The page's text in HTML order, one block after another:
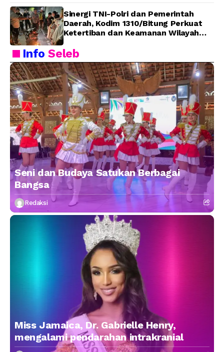
Sinergi TNI-Polri dan Pemerintah
Daerah, Kodim 1310/Bitung Perkuat
Ketertiban dan Keamanan Wilayah
InfoSeleb
Seni dan Budaya Satukan Berbagai
Bangsa
Redaksi
Miss Jamaica, Dr. Gabrielle Henry,
mengalami pendarahan intrakranial